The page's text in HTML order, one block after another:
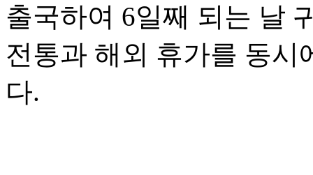
출국하여 6일째 되는 날
전통과 해외 휴가를 동시
다.